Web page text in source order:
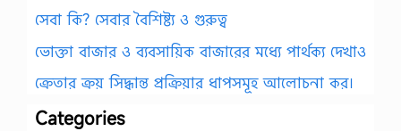
সেবা কি? সেবার বৈশিষ্ট্য ও গুরুত্ব
ভোক্তা বাজার ও ব্যবসায়িক বাজারের মধ্যে পার্থক্য দেখাও
ক্রেতার ক্রয় সিদ্ধান্ত প্রক্রিয়ার ধাপসমূহ আলোচনা কর।
Categories